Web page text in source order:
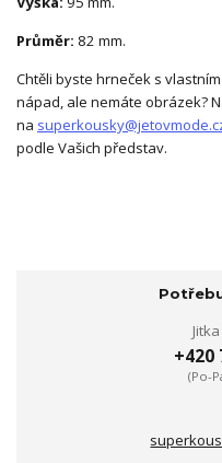
Průměr: 82 mm.
Chtěli byste hrneček s
nápad, ale nemáte obrázek?
na
podle Vašich představ.
+420
(Po-